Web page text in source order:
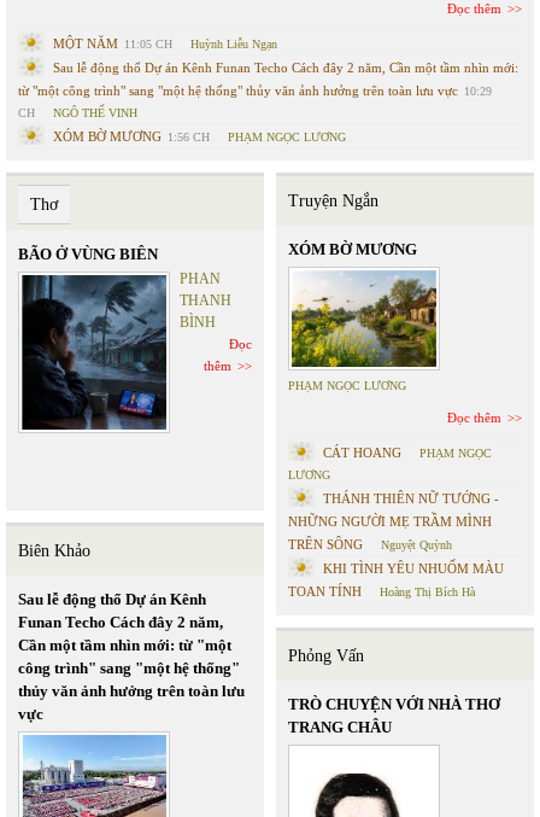
Đọc thêm
MỘT NĂM 11:05 CH Huỳnh Liễu Ngạn
Sau lễ động thổ Dự án Kênh Funan Techo Cách đây 2 năm, Cần một tầm nhìn mới:
từ "một công trình" sang "một hệ thống" thủy văn ảnh hưởng trên toàn lưu vực 10:29
CH
NGÔ THẾ VINH
XÓM BỜ MƯƠNG 1:56 CH PHẠM NGỌC LƯƠNG
Thơ
BÃO Ở VÙNG BIÊN
PHAN
THANH
BÌNH
Đọc
thêm
Biên Khảo
Sau lễ động thổ Dự án Kênh
Funan Techo Cách đây 2 năm,
Cần một tầm nhìn mới: từ "một
công trình" sang "một hệ thống"
thủy văn ảnh hưởng trên toàn lưu
vực
Truyện Ngắn
XÓM BỜ MƯƠNG
PHẠM NGỌC LƯƠNG
Đọc thêm
CÁT HOANG
PHẠM NGỌC
LƯƠNG
THÁNH THIÊN NỮ TƯỚNG -
NHỮNG NGƯỜI MẸ TRẦM MÌNH
TRÊN SÔNG
Nguyệt Quỳnh
KHI TÌNH YÊU NHUỐM MÀU
TOAN TÍNH
Hoàng Thị Bích Hà
Phỏng Vấn
TRÒ CHUYỆN VỚI NHÀ THƠ
TRANG CHÂU